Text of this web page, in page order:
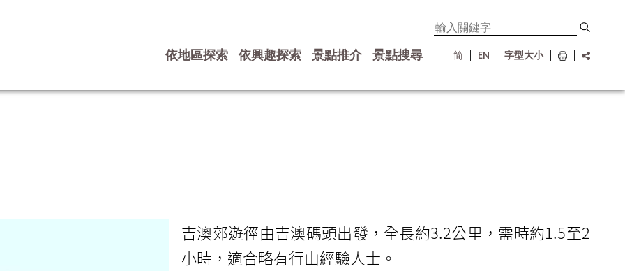
依地區探索 依興趣探索 景點推介 景點搜尋 简 EN 字型大小
吉澳郊遊徑由吉澳碼頭出發，全長約3.2公里，需時約1.5至2
小時，適合略有行山經驗人士。